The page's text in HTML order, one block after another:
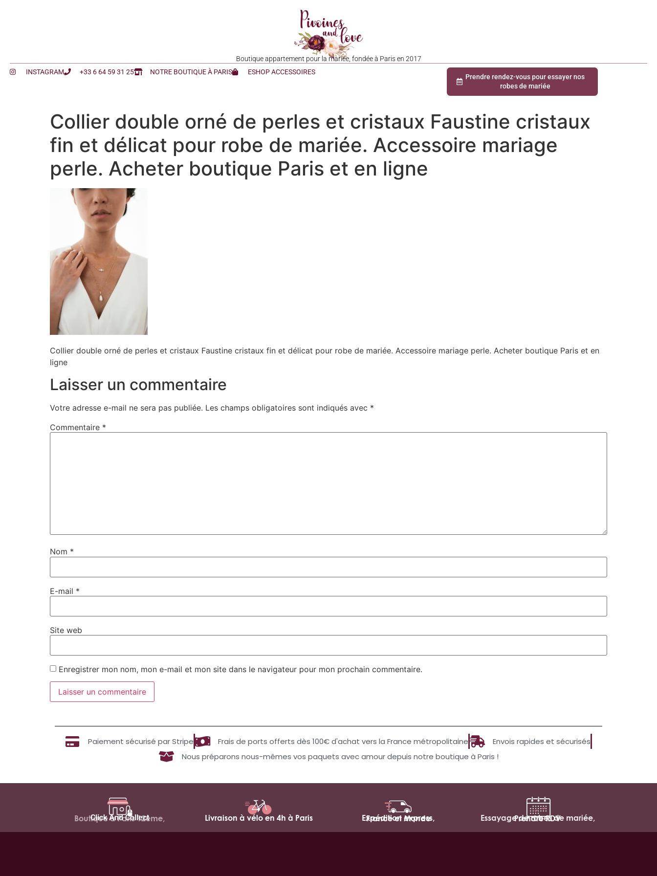
Boutique appartement pour la mariée, fondée à Paris en 2017
INSTAGRAM
+33 6 64 59 31 25 NOTRE BOUTIQUE À PARIS ESHOP ACCESSOIRES
Prendre rendez-vous pour essayer nos
robes de mariée
Collier double orné de perles et cristaux Faustine cristaux
fin et délicat pour robe de mariée. Accessoire mariage
perle. Acheter boutique Paris et en ligne
Collier double orné de perles et cristaux Faustine cristaux fin et délicat pour robe de mariée. Accessoire mariage perle. Acheter boutique Paris et en
ligne
Laisser un commentaire
Votre adresse e-mail ne sera pas publiée. Les champs obligatoires sont indiqués avec *
Commentaire *
Nom *
E-mail *
Site web
Enregistrer mon nom, mon e-mail et mon site dans le navigateur pour mon prochain commentaire.
Paiement sécurisé par Stripe Frais de ports offerts dès 100€ d'achat vers la France métropolitaine
Envois rapides et sécurisés
Nous préparons nous-mêmes vos paquets avec amour depuis notre boutique à Paris !
Click And Collect
Boutique à Paris 12ème, Livraison à vélo en 4h à Paris Expédition express,
France et Monde Essayage de robes de mariée,
Prendre RDV